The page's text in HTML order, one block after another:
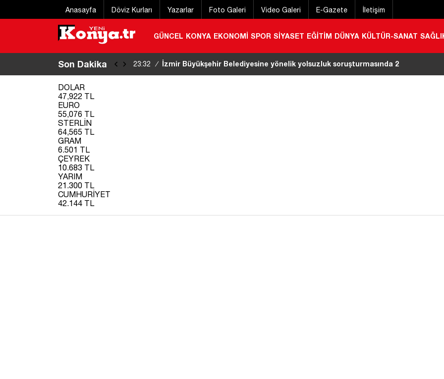
Anasayfa Döviz Kurları Yazarlar Foto Galeri Video Galeri E-Gazete İletişim
GÜNCEL KONYA EKONOMİ SPOR SİYASET EĞİTİM DÜNYA KÜLTÜR-SANAT
Son Dakika 22:20 / Eğitim uçağı kaza kırıma uğradı |
DOLAR
47,922 TL
EURO
55,076 TL
STERLİN
64,565 TL
GRAM
6.501 TL
ÇEYREK
10.683 TL
YARIM
21.300 TL
CUMHURİYET
42.144 TL